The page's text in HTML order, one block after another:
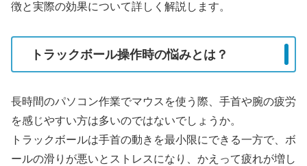
徴と実際の効果について詳しく解説します。
トラックボール操作時の悩みとは？
長時間のパソコン作業でマウスを使う際、手首や腕の疲労
を感じやすい方は多いのではないでしょうか。
トラックボールは手首の動きを最小限にできる一方で、ボ
ールの滑りが悪いとストレスになり、かえって疲れが増し